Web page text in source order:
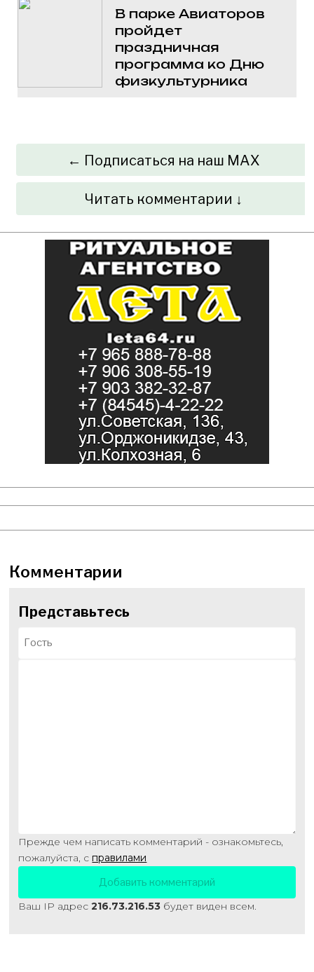
В парке Авиаторов
пройдет
праздничная
программа ко Дню
физкультурника
← Подписаться на наш MAX
Читать комментарии ↓
Комментарии
Представьтесь
Прежде чем написать комментарий - ознакомьтесь,
пожалуйста, с правилами
Ваш IP адрес216.73.216.53 будет виден всем.